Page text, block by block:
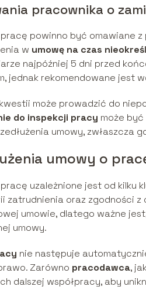
pracownika o
powinno być omawiane
w umowę na czas
najpóźniej 5 dni przed
jednak rekomendowane jest
może prowadzić do
do inspekcji pracy może być
umowy, zwłaszcza
umowy o
uzależnione jest od kilku
zatrudnienia oraz zgodności z
umowie, dlatego ważne
umowy.
nie następuje
Zarówno pracodawca,
dalszej współpracy, aby